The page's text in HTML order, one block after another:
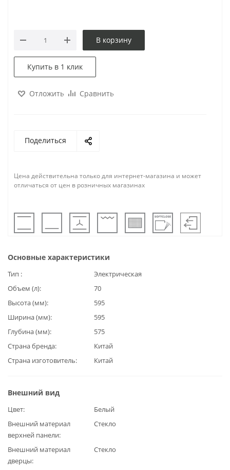
В корзину
Купить в 1 клик
Отложить Сравнить
Поделиться
Цена действительна только для интернет-магазина и может
отличаться от цен в розничных магазинах
Основные характеристики
Тип
Электрическая
Объем (л)
70
Высота (мм)
595
Ширина (мм)
595
Глубина (мм)
575
Страна бренда
Китай
Страна изготовитель
Китай
Внешний вид
Цвет
Белый
Внешний материал
верхней панели
Стекло
Внешний материал
дверцы
Стекло